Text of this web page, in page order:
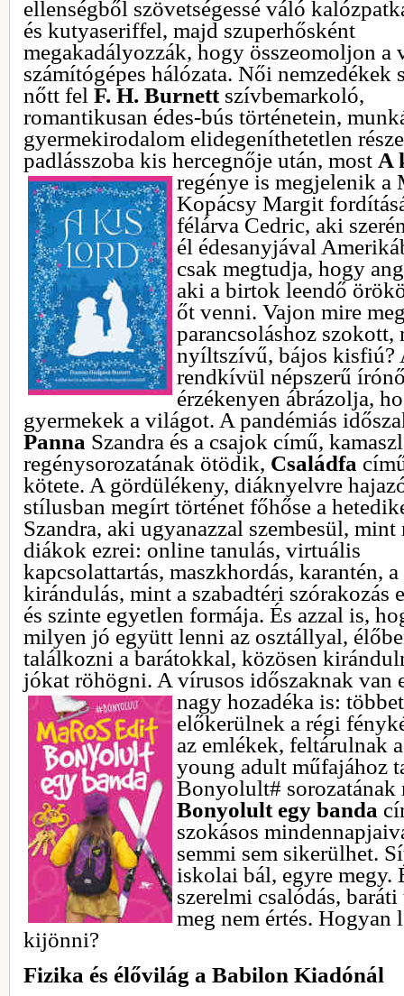
ellenségből szövetségessé váló
és kutyaseriffel, majd szuperhősként
megakadályozzák, hogy összeomoljon a
számítógépes hálózata. Női nemzedékek
nőtt fel F. H. Burnettszívbemarkoló,
romantikusan édes-bús történetein,
gyermekirodalom elidegeníthetetlen
padlásszoba kis hercegnője után, most A
regénye is megjelenik
Kopácsy Margit
félárva Cedric, aki
él édesanyjával
csak megtudja, hogy
aki a birtok leendő
őt venni. Vajon mire
parancsoláshoz szokott,
nyíltszívű, bájos kisfiú?
rendkívül népszerű
érzékenyen ábrázolja,
gyermekek a világot. A pandémiás
Panna Szandra és a csajok című,
regénysorozatának ötödik, Családfa
kötete. A gördülékeny, diáknyelvre
stílusban megírt történet főhőse a
Szandra, aki ugyanazzal szembesül, mint
diákok ezrei: online tanulás, virtuális
kapcsolattartás, maszkhordás, karantén, a
kirándulás, mint a szabadtéri szórakozás
és szinte egyetlen formája. És azzal is,
milyen jó együtt lenni az osztállyal,
találkozni a barátokkal, közösen
jókat röhögni. A vírusos időszaknak van
nagy hozadéka is:
előkerülnek a régi
az emlékek, feltárulnak
young adult műfajához
Bonyolult# sorozatának
Bonyolult egy banda
szokásos
semmi sem sikerülhet.
iskolai bál, egyre
szerelmi csalódás,
meg nem értés.
kijönni?
Fizika és élővilág a Babilon Kiadónál